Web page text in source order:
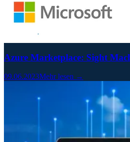
Azure Marketplace: Sight
09.06.2023Mehr lesen →